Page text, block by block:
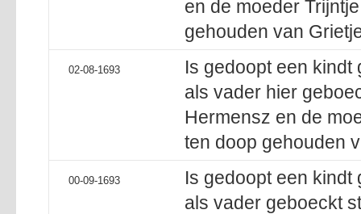
en de moeder
gehouden van
02-08-1693
Is gedoopt een kindt
als vader hier
Hermensz en de
ten doop gehouden
00-09-1693
Is gedoopt een kindt
als vader geboeckt